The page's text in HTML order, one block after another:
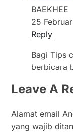
BAEKHEE
25
Reply
Bagi Tips
berbicara
Leave A
Alamat email
yang wajib